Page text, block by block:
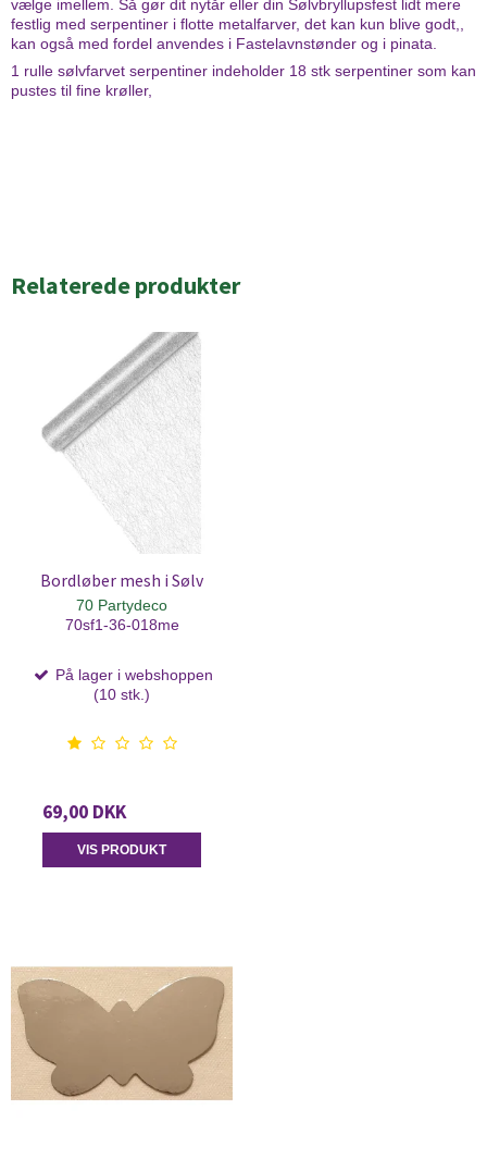
vælge imellem. Så gør dit nytår eller din Sølvbryllupsfest lidt mere
festlig med serpentiner i flotte metalfarver, det kan kun blive godt,,
kan også med fordel anvendes i Fastelavnstønder og i pinata.
1 rulle sølvfarvet serpentiner indeholder 18 stk serpentiner som kan
pustes til fine krøller,
Relaterede produkter
Bordløber mesh i Sølv
70 Partydeco
70sf1-36-018me
På lager i webshoppen
(10 stk.)
69,00 DKK
VIS PRODUKT